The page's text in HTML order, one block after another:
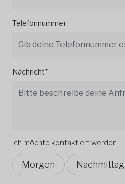
Telefonnummer
Nachricht*
Ich möchte kontaktiert werden
Morgen Nachmittag